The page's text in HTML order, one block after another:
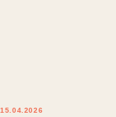
15.04.2026